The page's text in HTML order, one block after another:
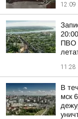
12:09
ПВО
11:28
В
мск